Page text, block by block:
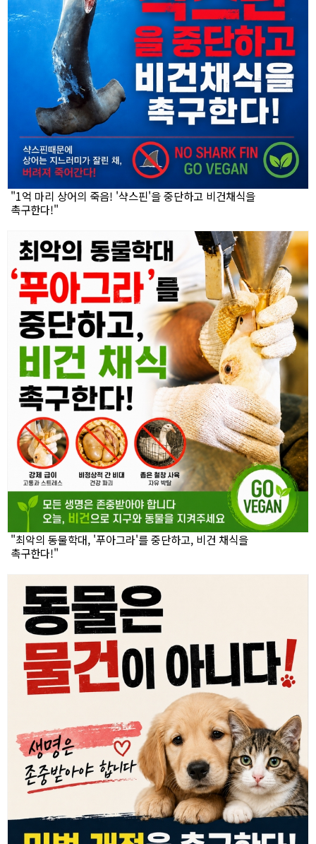
"1억 마리 상어의 죽음! '샥스핀'을 중단하고 비건채식을
촉구한다!"
"최악의 동물학대, '푸아그라'를 중단하고, 비건 채식을
촉구한다!"